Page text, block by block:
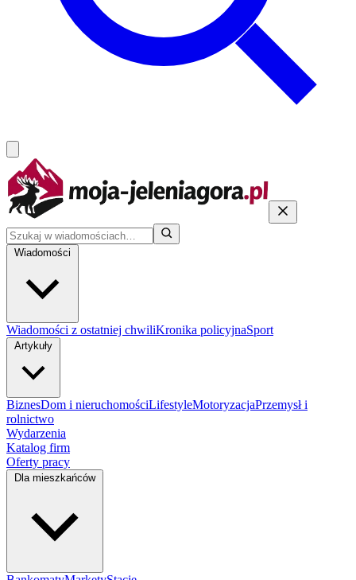
Wiadomości
Wiadomości z ostatniej chwiliKronika policyjnaSport
Artykuły
BiznesDom i nieruchomościLifestyleMotoryzacjaPrzemysł i
rolnictwo
Wydarzenia
Katalog firm
Oferty pracy
Dla mieszkańców